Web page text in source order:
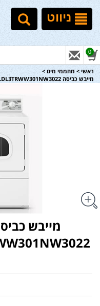
ניווט
0
ראשי > מחממי מים >
מייבש כביסה Speed Queen LDL3TRWW301NW3022 ‏10 ‏ק"ג ספיד קווין